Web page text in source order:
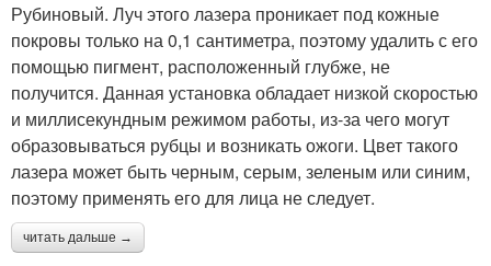
Рубиновый. Луч этого лазера проникает под кожные
покровы только на 0,1 сантиметра, поэтому удалить с его
помощью пигмент, расположенный глубже, не
получится. Данная установка обладает низкой скоростью
и миллисекундным режимом работы, из-за чего могут
образовываться рубцы и возникать ожоги. Цвет такого
лазера может быть черным, серым, зеленым или синим,
поэтому применять его для лица не следует.
читать дальше →